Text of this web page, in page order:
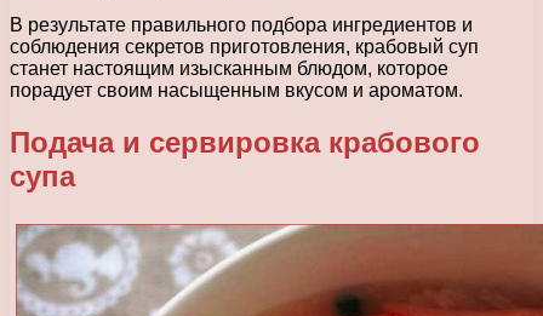
В результате правильного подбора ингредиентов и
соблюдения секретов приготовления, крабовый суп
станет настоящим изысканным блюдом, которое
порадует своим насыщенным вкусом и ароматом.
Подача и сервировка крабового
супа